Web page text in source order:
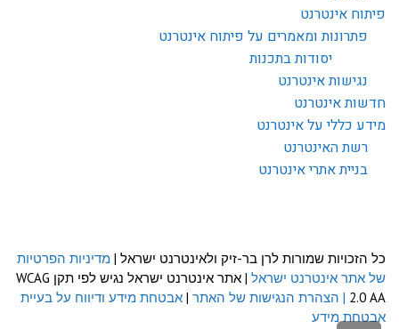
פיתוח אינטרנט
פתרונות ומאמרים על פיתוח אינטרנט
יסודות בתכנות
נגישות אינטרנט
חדשות אינטרנט
מידע כללי על אינטרנט
רשת האינטרנט
בניית אתרי אינטרנט
כל הזכויות שמורות לרן בר-זיק ולאינטרנט ישראל | מדיניות הפרטיות
של אתר אינטרנט ישראל
| אתר אינטרנט ישראל נגיש לפי תקן WCAG
2.0 AA | הצהרת הנגישות של האתר | אבטחת מידע ודיווח על בעיית
אבטחת מידע